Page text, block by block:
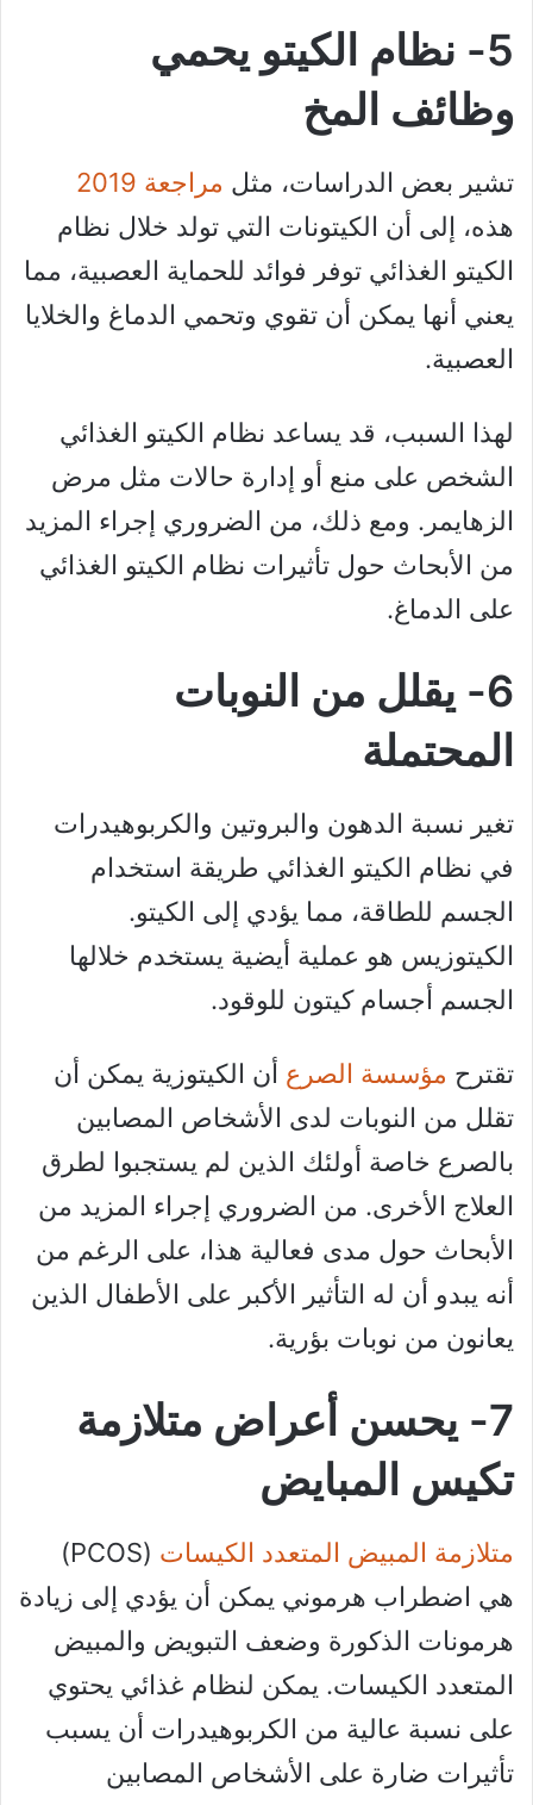
5- نظام الكيتو يحمي
وظائف المخ
تشير بعض الدراسات، مثل مراجعة 2019
هذه، إلى أن الكيتونات التي تولد خلال نظام
الكيتو الغذائي توفر فوائد للحماية العصبية، مما
يعني أنها يمكن أن تقوي وتحمي الدماغ والخلايا
العصبية.
لهذا السبب، قد يساعد نظام الكيتو الغذائي
الشخص على منع أو إدارة حالات مثل مرض
الزهايمر. ومع ذلك، من الضروري إجراء المزيد
من الأبحاث حول تأثيرات نظام الكيتو الغذائي
على الدماغ.
6- يقلل من النوبات
المحتملة
تغير نسبة الدهون والبروتين والكربوهيدرات
في نظام الكيتو الغذائي طريقة استخدام
الجسم للطاقة، مما يؤدي إلى الكيتو.
الكيتوزيس هو عملية أيضية يستخدم خلالها
الجسم أجسام كيتون للوقود.
تقترح مؤسسة الصرع أن الكيتوزية يمكن أن
تقلل من النوبات لدى الأشخاص المصابين
بالصرع خاصة أولئك الذين لم يستجبوا لطرق
العلاج الأخرى. من الضروري إجراء المزيد من
الأبحاث حول مدى فعالية هذا، على الرغم من
أنه يبدو أن له التأثير الأكبر على الأطفال الذين
يعانون من نوبات بؤرية.
7- يحسن أعراض متلازمة
تكيس المبايض
متلازمة المبيض المتعدد الكيسات
(PCOS)
هي اضطراب هرموني يمكن أن يؤدي إلى زيادة
هرمونات الذكورة وضعف التبويض والمبيض
المتعدد الكيسات. يمكن لنظام غذائي يحتوي
على نسبة عالية من الكربوهيدرات أن يسبب
تأثيرات ضارة على الأشخاص المصابين